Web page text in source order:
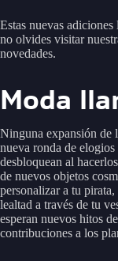
Estas nuevas
no olvides visitar
novedades.
Moda
Ninguna expansión de
nueva ronda de elogios
desbloquean al
de nuevos objetos
personalizar a tu
lealtad a través de tu
esperan nuevos hitos
contribuciones a los